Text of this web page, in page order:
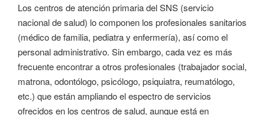
Los centros de atención primaria del SNS (servicio
nacional de salud) lo componen los profesionales sanitarios
(médico de familia, pediatra y enfermería), así como el
personal administrativo. Sin embargo, cada vez es más
frecuente encontrar a otros profesionales (trabajador social,
matrona, odontólogo, psicólogo, psiquiatra, reumatólogo,
etc.) que están ampliando el espectro de servicios
ofrecidos en los centros de salud, aunque está en